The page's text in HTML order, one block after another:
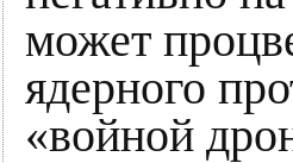
может
ядерного
«войной